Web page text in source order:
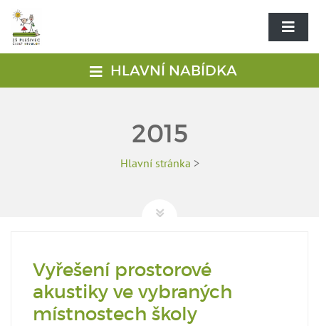
HLAVNÍ NABÍDKA
2015
Hlavní stránka >
Vyřešení prostorové
akustiky ve vybraných
místnostech školy